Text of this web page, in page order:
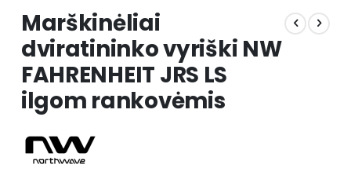
to
the
beginning
of
the
images
gallery
Marškinėliai
dviratininko vyriški NW
FAHRENHEIT JRS LS
ilgom rankovėmis